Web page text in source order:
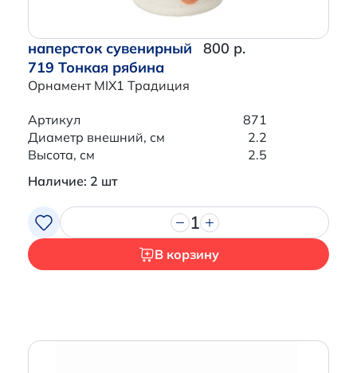
наперсток сувенирный
719 Тонкая рябина
Орнамент MIX1 Традиция
800 р.
Артикул
871
Диаметр внешний, см
2.2
Высота, см
2.5
Наличие: 2 шт
1
В корзину